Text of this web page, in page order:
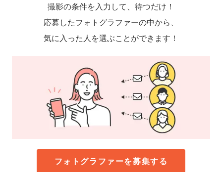
撮影の条件を入力して、待つだけ！
応募したフォトグラファーの中から、
気に入った人を選ぶことができます！
フォトグラファーを募集する